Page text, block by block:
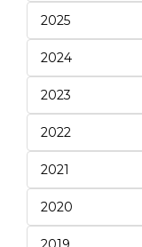
2025
2024
2023
2022
2021
2020